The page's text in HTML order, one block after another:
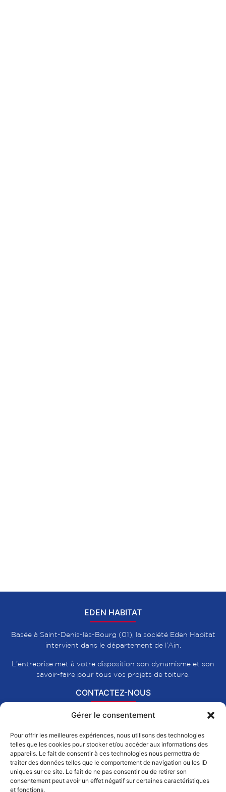
Gérer le consentement
Pour offrir les meilleures expériences, nous utilisons des technologies
telles que les cookies pour stocker et/ou accéder aux informations des
appareils. Le fait de consentir à ces technologies nous permettra de
traiter des données telles que le comportement de navigation ou les ID
uniques sur ce site. Le fait de ne pas consentir ou de retirer son
consentement peut avoir un effet négatif sur certaines caractéristiques
et fonctions.
EDEN HABITAT
Basée à Saint-Denis-lès-Bourg (01), la société Eden Habitat
intervient dans le département de l’Ain.
L’entreprise met à votre disposition son dynamisme et son
savoir-faire pour tous vos projets de toiture.
CONTACTEZ-NOUS
01000-Saint-Denis-lès-Bourg
0474215447
contact@eden-habitat.net
ZONE D'INTERVENTIONS